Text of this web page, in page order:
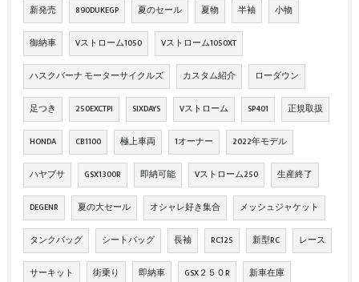
新発売 890DUKEGP 夏のセール 夏物 半袖 小物
御納車 Vストローム1050 Vストローム1050XT
ハスクバーナ モーターサイクルズ カスタム紹介 ローダウン
足つき 250EXCTPI SIXDAYS Vストローム SP401 正規取扱
HONDA CB1100 極上車両 1オーナー 2022年モデル
ハヤブサ GSX1300R 即納可能 Vストローム250 生産終了
DEGENR 夏の大セール オシャレ好き集合 メッシュジャケット
タンクバッグ シートバッグ 長袖 RC125 新型RC レース
サーキット 街乗り 即納車 GSX２５０R 新車在庫